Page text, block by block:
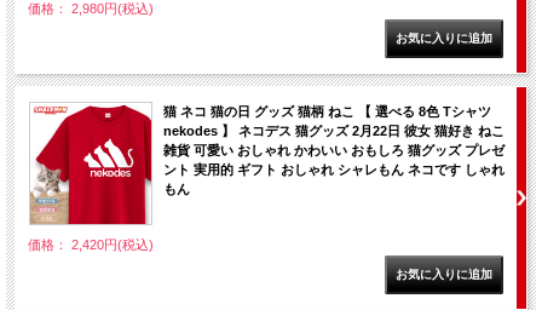
価格： 2,980円(税込)
猫 ネコ 猫の日 グッズ 猫柄 ねこ 【 選べる 8色 Tシャツ
nekodes 】 ネコデス 猫グッズ 2月22日 彼女 猫好き ねこ
雑貨 可愛い おしゃれ かわいい おもしろ 猫グッズ プレゼ
ント 実用的 ギフト おしゃれ シャレもん ネコです しゃれ
もん
価格： 2,420円(税込)